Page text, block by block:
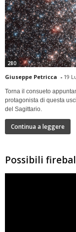
280
Giuseppe Petricca - 19
Torna il consueto
protagonista di questa
del Sagittario.
Continua a leggere
Possibili